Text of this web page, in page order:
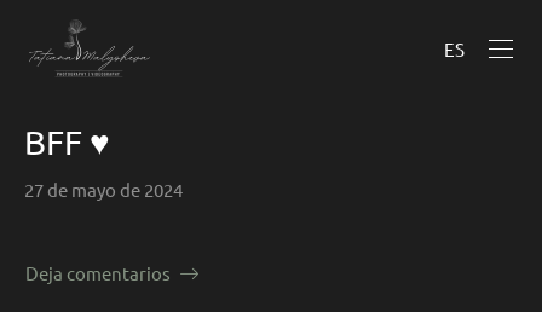
ES
BFF ♥
27 de mayo de 2024
Deja comentarios